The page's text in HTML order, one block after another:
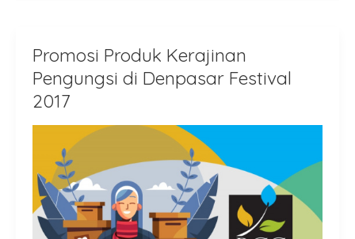
Promosi Produk Kerajinan
Pengungsi di Denpasar Festival
2017
Promosi
Produk
Kerajinan
Pengungsi
Denpasar
Festival
2017